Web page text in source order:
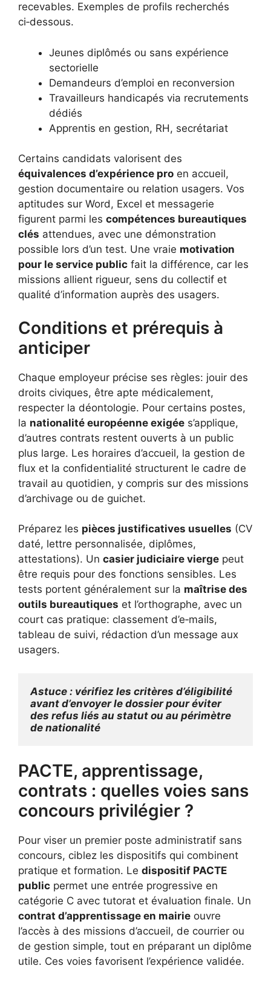
recevables. Exemples de profils recherchés
ci‑dessous.
Jeunes diplômés ou sans expérience
sectorielle
Demandeurs d’emploi en reconversion
Travailleurs handicapés via recrutements
dédiés
Apprentis en gestion, RH, secrétariat
Certains candidats valorisent des
équivalences d’expérience pro en accueil,
gestion documentaire ou relation usagers. Vos
aptitudes sur Word, Excel et messagerie
figurent parmi les compétences bureautiques
clés attendues, avec une démonstration
possible lors d’un test. Une vraie motivation
pour le service public fait la différence, car les
missions allient rigueur, sens du collectif et
qualité d’information auprès des usagers.
Conditions et prérequis à
anticiper
Chaque employeur précise ses règles: jouir des
droits civiques, être apte médicalement,
respecter la déontologie. Pour certains postes,
la nationalité européenne exigée s’applique,
d’autres contrats restent ouverts à un public
plus large. Les horaires d’accueil, la gestion de
flux et la confidentialité structurent le cadre de
travail au quotidien, y compris sur des missions
d’archivage ou de guichet.
Préparez les pièces justificatives usuelles (CV
daté, lettre personnalisée, diplômes,
attestations). Un casier judiciaire vierge peut
être requis pour des fonctions sensibles. Les
tests portent généralement sur la maîtrise des
outils bureautiques et l’orthographe, avec un
court cas pratique: classement d’e‑mails,
tableau de suivi, rédaction d’un message aux
usagers.
Astuce : vérifiez les critères d’éligibilité
avant d’envoyer le dossier pour éviter
des refus liés au statut ou au périmètre
de nationalité
PACTE, apprentissage,
contrats : quelles voies sans
concours privilégier ?
Pour viser un premier poste administratif sans
concours, ciblez les dispositifs qui combinent
pratique et formation. Le dispositif PACTE
public permet une entrée progressive en
catégorie C avec tutorat et évaluation finale. Un
contrat d’apprentissage en mairie ouvre
l’accès à des missions d’accueil, de courrier ou
de gestion simple, tout en préparant un diplôme
utile. Ces voies favorisent l’expérience validée.